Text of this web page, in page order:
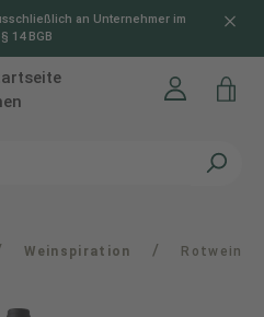
an Unternehmer im
14 BGB
Weinspiration / Rotwein